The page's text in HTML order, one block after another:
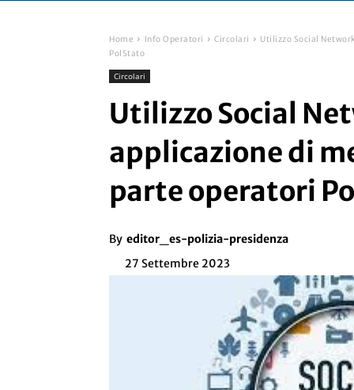
Home Info Operatori Circolari
Utilizzo Social
PolStato
Circolari
Utilizzo Social
applicazione di
parte operatori
By editor_es-polizia-presidenza
27 Settembre 2023